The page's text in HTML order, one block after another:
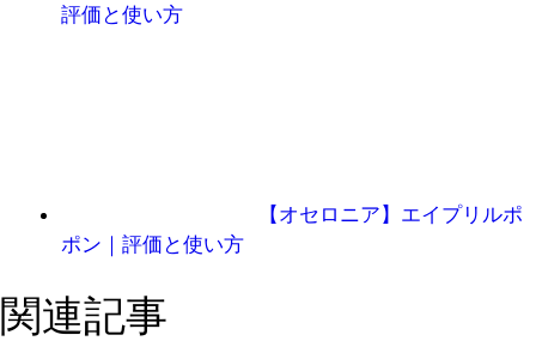
評価と使い方
【オセロニア】エイプリルポ
ポン｜評価と使い方
関連記事